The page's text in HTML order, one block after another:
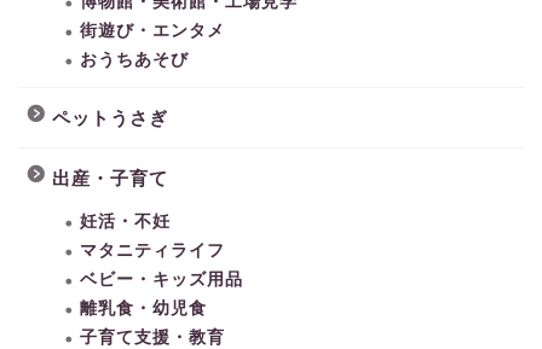
街遊び・エンタメ
おうちあそび
ペットうさぎ
出産・子育て
妊活・不妊
マタニティライフ
ベビー・キッズ用品
離乳食・幼児食
子育て支援・教育